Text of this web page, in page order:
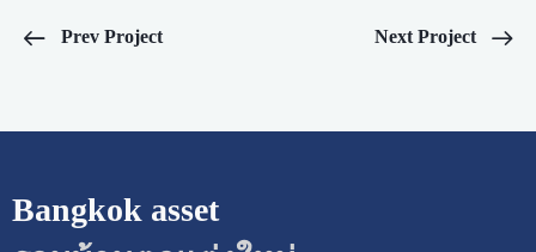
Prev Project Next Project
Bangkok asset​